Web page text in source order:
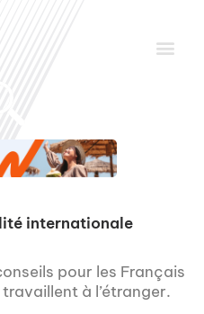
internationale
pour les Français
à l’étranger.